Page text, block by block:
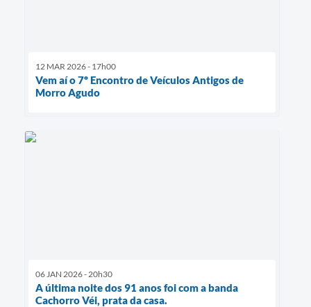
12 MAR 2026 - 17h00
Vem aí o 7º Encontro de Veículos Antigos de
Morro Agudo
06 JAN 2026 - 20h30
A última noite dos 91 anos foi com a banda
Cachorro Véi, prata da casa.